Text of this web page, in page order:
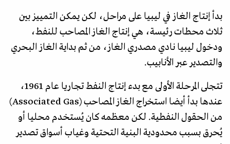
بدأ إنتاج الغاز في ليبيا على مراحل، لكن يمكن التمييز بين
ثلاث محطات رئيسة، هي إنتاج الغاز المصاحب للنفط،
ودخول ليبيا نادي مصدري الغاز، من ثم بداية الغاز البحري
والتصدير عبر الأنابيب.
تتجلى المرحلة الأولى مع بدء إنتاج النفط تجاريا عام 1961،
عندها بدأ أيضا استخراج الغاز المصاحب (Associated Gas)
من الحقول النفطية. لكن معظمه كان يُستخدم محليا أو
يُحرق بسبب محدودية البنية التحتية وغياب أسواق تصدير